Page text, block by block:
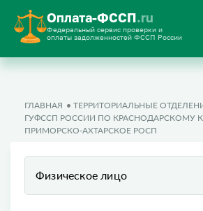
Оплата-ФССП.ru
Федеральный сервис проверки и
оплаты задолженностей ФССП России
ГЛАВНАЯ
ТЕРРИТОРИАЛЬНЫЕ
ГУФССП РОССИИ ПО КРАСНОДАРСКОМУ
ПРИМОРСКО-АХТАРСКОЕ РОСП
Физическое лицо